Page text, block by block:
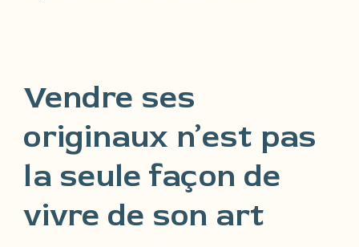
Vendre ses
originaux n’est pas
la seule façon de
vivre de son art